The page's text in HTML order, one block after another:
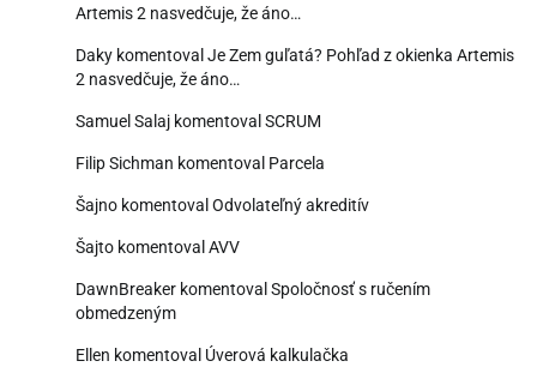
Artemis 2 nasvedčuje, že áno…
Daky komentoval Je Zem guľatá? Pohľad z okienka Artemis
2 nasvedčuje, že áno…
Samuel Salaj komentoval SCRUM
Filip Sichman komentoval Parcela
Šajno komentoval Odvolateľný akreditív
Šajto komentoval AVV
DawnBreaker komentoval Spoločnosť s ručením
obmedzeným
Ellen komentoval Úverová kalkulačka